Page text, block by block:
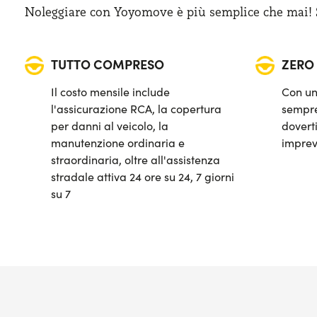
Noleggiare con Yoyomove è più semplice che
TUTTO COMPRESO
Il costo mensile include
l'assicurazione RCA, la copertura
per danni al veicolo, la
manutenzione ordinaria e
straordinaria, oltre all'assistenza
stradale attiva 24 ore su 24, 7 giorni
su 7
ZERO
Con